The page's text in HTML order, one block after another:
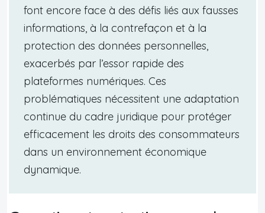
font encore face à des défis liés aux fausses
informations, à la contrefaçon et à la
protection des données personnelles,
exacerbés par l’essor rapide des
plateformes numériques. Ces
problématiques nécessitent une adaptation
continue du cadre juridique pour protéger
efficacement les droits des consommateurs
dans un environnement économique
dynamique.